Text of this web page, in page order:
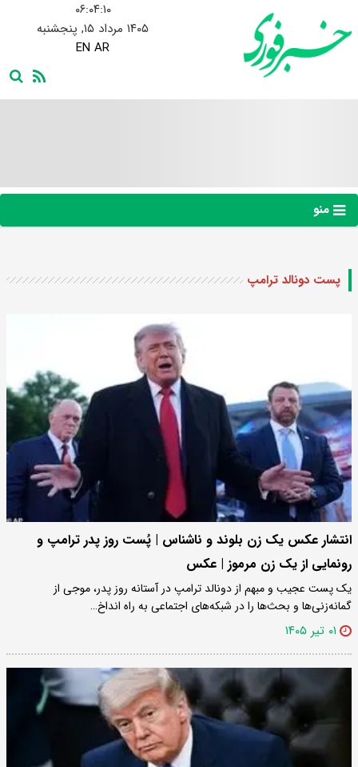
۰۶:۰۴:۱۰
۱۴۰۵ مرداد ۱۵, پنجشنبه
EN AR
منو
پست دونالد ترامپ
انتشار عکس یک زن بلوند و ناشناس | پُست روز پدر ترامپ و
رونمایی از یک زن مرموز | عکس
یک پست عجیب و مبهم از دونالد ترامپ در آستانه روز پدر، موجی از
گمانه‌زنی‌ها و بحث‌ها را در شبکه‌های اجتماعی به راه انداخ…
۰۱ تیر ۱۴۰۵